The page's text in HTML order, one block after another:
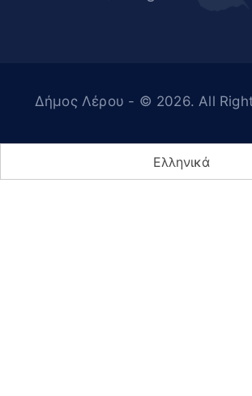
Δήμος Λέρου - © 2026. All
Ελληνικά